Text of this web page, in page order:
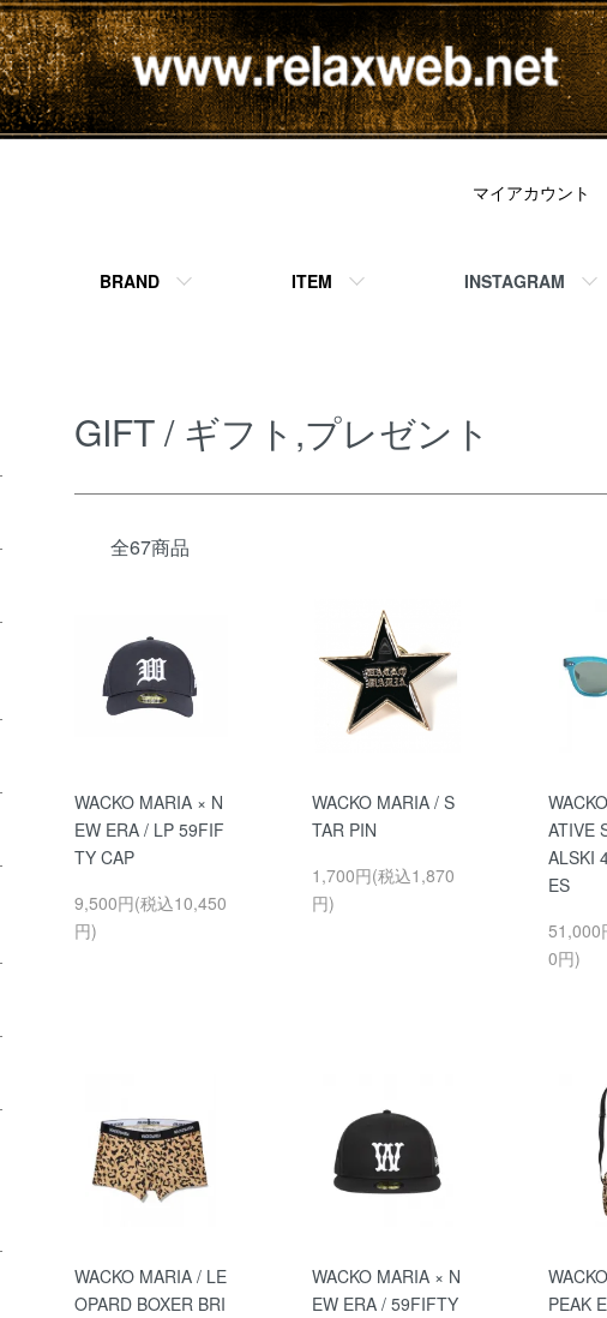
BRAND ITEM INSTAGRAM
マイアカウント
GIFT / ギフト,プレゼント
全67商品
WACKO MARIA × N
EW ERA / LP 59FIF
TY CAP
9,500円(税込10,450
円)
WACKO MARIA / S
TAR PIN
1,700円(税込1,870
円)
ATIVE
ALSKI
ES
51,000
0円)
WACKO MARIA / LE
OPARD BOXER BRI
WACKO MARIA × N
EW ERA / 59FIFTY
PEAK